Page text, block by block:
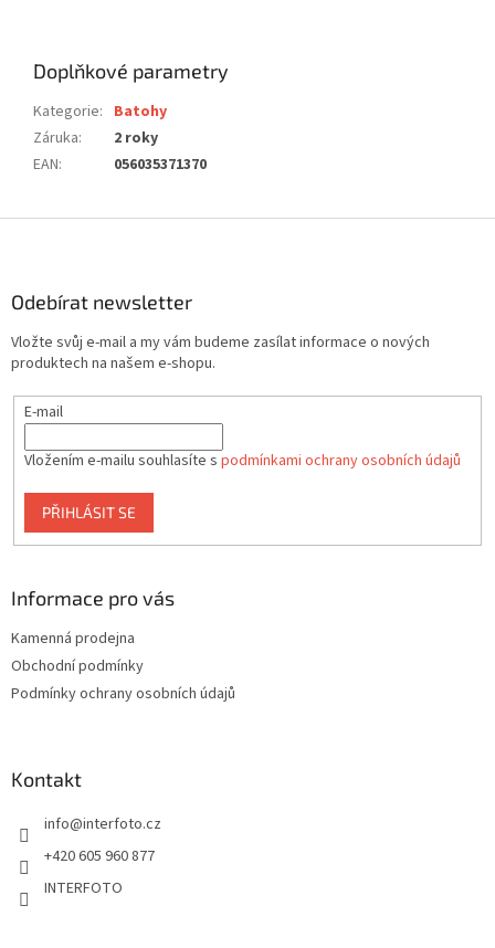
Doplňkové parametry
Kategorie: Batohy
Záruka:
2 roky
EAN: 056035371370
Odebírat newsletter
Vložte svůj e-mail a my vám budeme zasílat informace o nových
produktech na našem e-shopu.
E-mail
Vložením e-mailu souhlasíte s podmínkami ochrany osobních údajů
PŘIHLÁSIT SE
Informace pro vás
Kamenná prodejna
Obchodní podmínky
Podmínky ochrany osobních údajů
Kontakt
info@interfoto.cz
+420 605 960 877
INTERFOTO